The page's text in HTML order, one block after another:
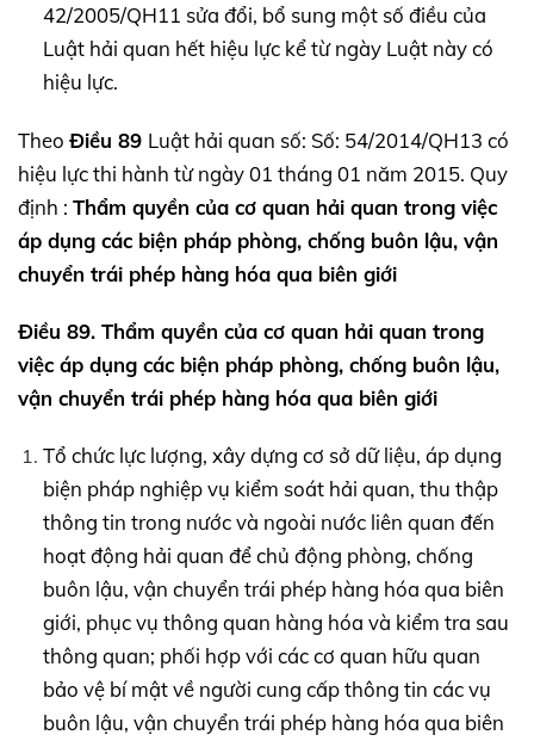
42/2005/QH11 sửa đổi, bổ sung một số điều của
Luật hải quan hết hiệu lực kể từ ngày Luật này có
hiệu lực.
Theo Điều 89 Luật hải quan số: Số: 54/2014/QH13 có
hiệu lực thi hành từ ngày 01 tháng 01 năm 2015. Quy
định : Thẩm quyền của cơ quan hải quan trong việc
áp dụng các biện pháp phòng, chống buôn lậu, vận
chuyển trái phép hàng hóa qua biên giới
Điều 89. Thẩm quyền của cơ quan hải quan trong
việc áp dụng các biện pháp phòng, chống buôn lậu,
vận chuyển trái phép hàng hóa qua biên giới
Tổ chức lực lượng, xây dựng cơ sở dữ liệu, áp dụng
biện pháp nghiệp vụ kiểm soát hải quan, thu thập
thông tin trong nước và ngoài nước liên quan đến
hoạt động hải quan để chủ động phòng, chống
buôn lậu, vận chuyển trái phép hàng hóa qua biên
giới, phục vụ thông quan hàng hóa và kiểm tra sau
thông quan; phối hợp với các cơ quan hữu quan
bảo vệ bí mật về người cung cấp thông tin các vụ
buôn lậu, vận chuyển trái phép hàng hóa qua biên